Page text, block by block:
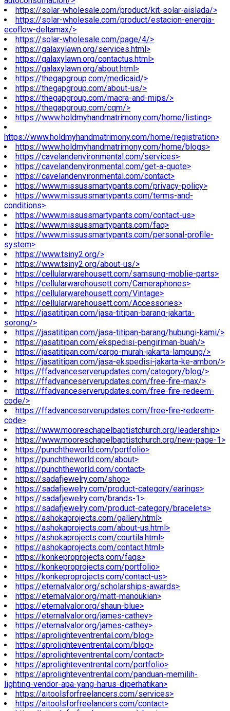
https://solar-wholesale.com/product/kit-solar-aislada/>
https://solar-wholesale.com/product/estacion-energia-
ecoflow-deltamax/>
https://solar-wholesale.com/page/4/>
https://galaxylawn.org/services.html>
https://galaxylawn.org/contactus.html>
https://galaxylawn.org/about.html>
https://thegapgroup.com/medicaid/>
https://thegapgroup.com/about-us/>
https://thegapgroup.com/macra-and-mips/>
https://thegapgroup.com/cqm/>
https://www.holdmyhandmatrimony.com/home/listing>
https://www.holdmyhandmatrimony.com/home/registration>
https://www.holdmyhandmatrimony.com/home/blogs>
https://cavelandenvironmental.com/services>
https://cavelandenvironmental.com/get-a-quote>
https://cavelandenvironmental.com/contact>
https://www.missussmartypants.com/privacy-policy>
https://www.missussmartypants.com/terms-and-
conditions>
https://www.missussmartypants.com/contact-us>
https://www.missussmartypants.com/faq>
https://www.missussmartypants.com/personal-profile-
system>
https://www.tsiny2.org/>
https://www.tsiny2.org/about-us/>
https://cellularwarehousett.com/samsung-moblie-parts>
https://cellularwarehousett.com/Cameraphones>
https://cellularwarehousett.com/Vintage>
https://cellularwarehousett.com/Accessories>
https://jasatitipan.com/jasa-titipan-barang-jakarta-
sorong/>
https://jasatitipan.com/jasa-titipan-barang/hubungi-kami/>
https://jasatitipan.com/ekspedisi-pengiriman-buah/>
https://jasatitipan.com/cargo-murah-jakarta-lampung/>
https://jasatitipan.com/jasa-ekspedisi-jakarta-ke-ambon/>
https://ffadvanceserverupdates.com/category/blog/>
https://ffadvanceserverupdates.com/free-fire-max/>
https://ffadvanceserverupdates.com/free-fire-redeem-
code/>
https://ffadvanceserverupdates.com/free-fire-redeem-
code>
https://www.mooreschapelbaptistchurch.org/leadership>
https://www.mooreschapelbaptistchurch.org/new-page-1>
https://punchtheworld.com/portfolio>
https://punchtheworld.com/about>
https://punchtheworld.com/contact>
https://sadafjewelry.com/shop>
https://sadafjewelry.com/product-category/earings>
https://sadafjewelry.com/brands-1>
https://sadafjewelry.com/product-category/bracelets>
https://ashokaprojects.com/gallery.html>
https://ashokaprojects.com/about-us.html>
https://ashokaprojects.com/courtila.html>
https://ashokaprojects.com/contact.html>
https://konkeproprojects.com/faqs>
https://konkeproprojects.com/portfolio>
https://konkeproprojects.com/contact-us>
https://eternalvalor.org/scholarships-awards>
https://eternalvalor.org/matt-manoukian>
https://eternalvalor.org/shaun-blue>
https://eternalvalor.org/james-cathey>
https://eternalvalor.org/james-cathey>
https://aprolighteventrental.com/blog>
https://aprolighteventrental.com/blog>
https://aprolighteventrental.com/contact>
https://aprolighteventrental.com/portfolio>
https://aprolighteventrental.com/panduan-memilih-
lighting-vendor-apa-yang-harus-diperhatikan>
https://aitoolsforfreelancers.com/services>
https://aitoolsforfreelancers.com/contact>